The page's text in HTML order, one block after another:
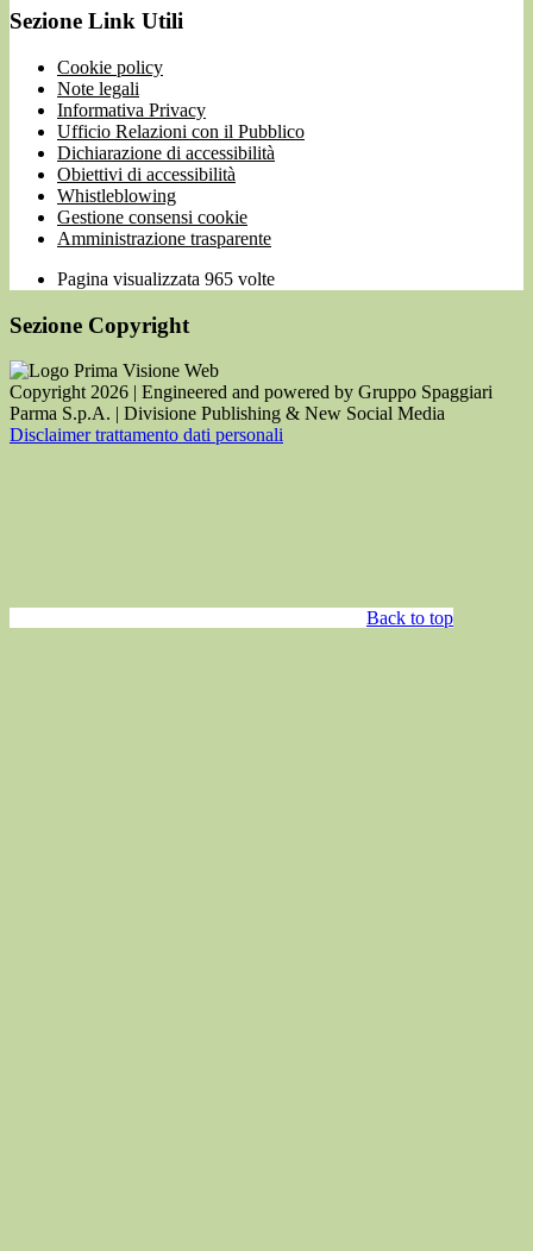
Sezione Link Utili
Cookie policy
Note legali
Informativa Privacy
Ufficio Relazioni con il Pubblico
Dichiarazione di accessibilità
Obiettivi di accessibilità
Whistleblowing
Gestione consensi cookie
Amministrazione trasparente
Pagina visualizzata 965 volte
Sezione Copyright
Copyright 2026 | Engineered and powered by Gruppo Spaggiari
Parma S.p.A. | Divisione Publishing & New Social Media
Disclaimer trattamento dati personali
Back to top